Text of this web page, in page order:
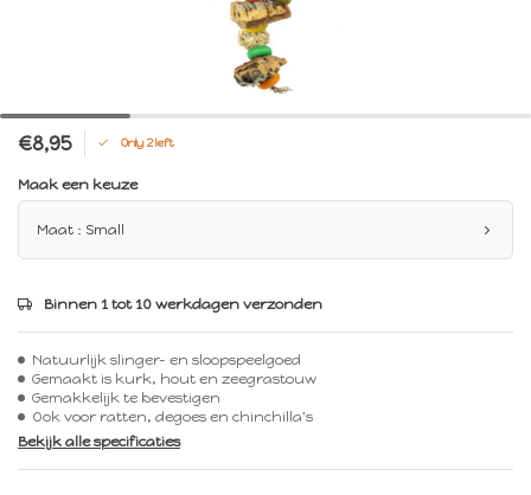
€8,95 Only 2 left
Maak een keuze
Maat : Small
Binnen 1 tot 10 werkdagen verzonden
Natuurlijk slinger- en sloopspeelgoed
Gemaakt is kurk, hout en zeegrastouw
Gemakkelijk te bevestigen
Ook voor ratten, degoes en chinchilla's
Bekijk alle specificaties